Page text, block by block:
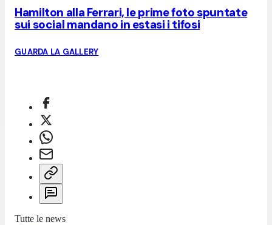
Hamilton alla Ferrari, le prime foto spuntate
sui social mandano in estasi i tifosi
GUARDA LA GALLERY
Tutte le news